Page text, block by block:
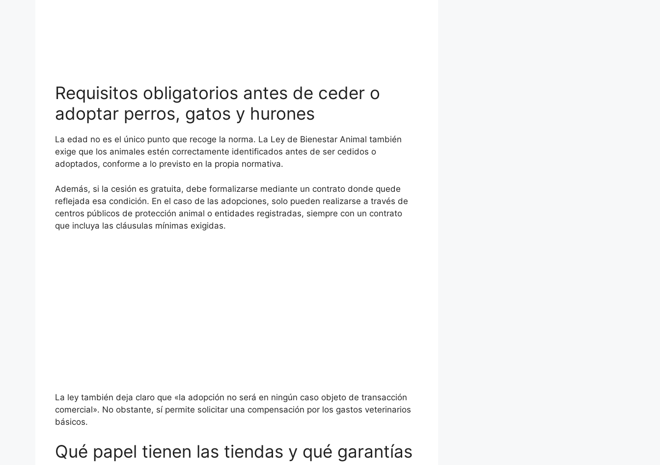
Requisitos obligatorios antes de ceder o
adoptar perros, gatos y hurones
La edad no es el único punto que recoge la norma. La Ley de Bienestar Animal también
exige que los animales estén correctamente identificados antes de ser cedidos o
adoptados, conforme a lo previsto en la propia normativa.
Además, si la cesión es gratuita, debe formalizarse mediante un contrato donde quede
reflejada esa condición. En el caso de las adopciones, solo pueden realizarse a través de
centros públicos de protección animal o entidades registradas, siempre con un contrato
que incluya las cláusulas mínimas exigidas.
La ley también deja claro que «la adopción no será en ningún caso objeto de transacción
comercial». No obstante, sí permite solicitar una compensación por los gastos veterinarios
básicos.
Qué papel tienen las tiendas y qué garantías